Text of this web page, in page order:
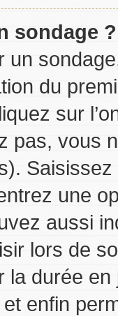
sondage ?
du
sur
pas, vous
une
aussi
lors de
la durée
enfin